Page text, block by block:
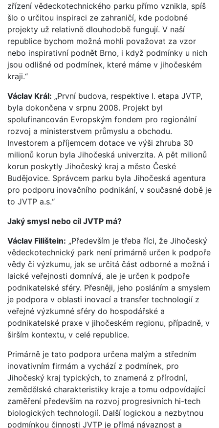
zřízení vědeckotechnického parku přímo vznikla, spíš
šlo o určitou inspiraci ze zahraničí, kde podobné
projekty už relativně dlouhodobě fungují. V naší
republice bychom možná mohli považovat za vzor
nebo inspirativní podnět Brno, i když podmínky u nich
jsou odlišné od podmínek, které máme v jihočeském
kraji.“
Václav Král: „První budova, respektive I. etapa JVTP,
byla dokončena v srpnu 2008. Projekt byl
spolufinancován Evropským fondem pro regionální
rozvoj a ministerstvem průmyslu a obchodu.
Investorem a příjemcem dotace ve výši zhruba 30
milionů korun byla Jihočeská univerzita. A pět milionů
korun poskytly Jihočeský kraj a město České
Budějovice. Správcem parku byla Jihočeská agentura
pro podporu inovačního podnikání, v současné době je
to JVTP a.s.“
Jaký smysl nebo cíl JVTP má?
Václav Filištein: „Především je třeba říci, že Jihočeský
vědeckotechnický park není primárně určen k podpoře
vědy či výzkumu, jak se určitá část odborné a možná i
laické veřejnosti domnívá, ale je určen k podpoře
podnikatelské sféry. Přesněji, jeho posláním a smyslem
je podpora v oblasti inovací a transfer technologií z
veřejné výzkumné sféry do hospodářské a
podnikatelské praxe v jihočeském regionu, případně, v
širším kontextu, v celé republice.
Primárně je tato podpora určena malým a středním
inovativním firmám a vychází z podmínek, pro
Jihočeský kraj typických, to znamená z přírodní,
zemědělské charakteristiky kraje a tomu odpovídající
zaměření především na rozvoj progresivních hi-tech
biologických technologií. Další logickou a nezbytnou
podmínkou činnosti JVTP je přímá návaznost a